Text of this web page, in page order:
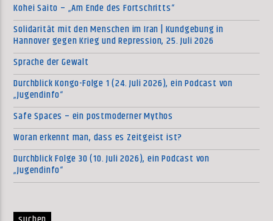
Kohei Saito – „Am Ende des Fortschritts“
Solidarität mit den Menschen im Iran | Kundgebung in
Hannover gegen Krieg und Repression, 25. Juli 2026
Sprache der Gewalt
Durchblick Kongo-Folge 1 (24. Juli 2026), ein Podcast von
„Jugendinfo“
Safe Spaces – ein postmoderner Mythos
Woran erkennt man, dass es Zeitgeist ist?
Durchblick Folge 30 (10. Juli 2026), ein Podcast von
„Jugendinfo“